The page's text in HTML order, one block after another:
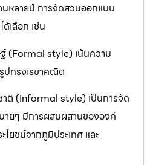
หลายปี การจัดสวนออกแบบ
เลือก เช่น
(Formal style) เน้นความ
ปทรงเรขาคณิต
ติ (Informal style) เป็นการจัด
ายๆ มีการผสมผสานขององค์
โยชน์จากภูมิประเทศ และ